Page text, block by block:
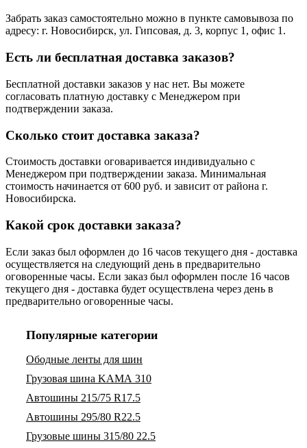
Забрать заказ самостоятельно можно в пункте самовывоза по
адресу: г. Новосибирск, ул. Гипсовая, д. 3, корпус 1, офис 1.
Есть ли бесплатная доставка заказов?
Бесплатной доставки заказов у нас нет. Вы можете
согласовать платную доставку с Менеджером при
подтверждении заказа.
Сколько стоит доставка заказа?
Стоимость доставки оговаривается индивидуально с
Менеджером при подтверждении заказа. Минимальная
стоимость начинается от 600 руб. и зависит от района г.
Новосибирска.
Какой срок доставки заказа?
Если заказ был оформлен до 16 часов текущего дня - доставка
осуществляется на следующий день в предварительно
оговоренные часы. Если заказ был оформлен после 16 часов
текущего дня - доставка будет осуществлена через день в
предварительно оговоренные часы.
Популярные категории
Ободные ленты для шин
Грузовая шина KAMA 310
Автошины 215/75 R17.5
Автошины 295/80 R22.5
Грузовые шины 315/80 22.5